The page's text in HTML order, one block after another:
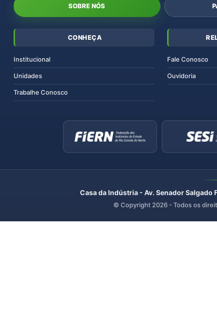
SOBRE NÓS
CONHEÇA
Institucional
Unidades
Trabalhe Conosco
Fale Conosco
Ouvidoria
Casa da Indústria - Av. Senador
© Copyright 2026 - Todos os